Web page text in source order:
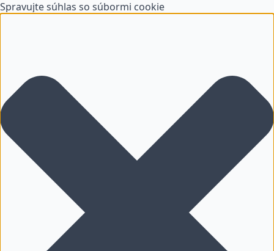
Spravujte súhlas so súbormi cookie